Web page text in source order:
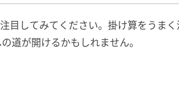
目してみてください。掛け算をうまく
道が開けるかもしれません。